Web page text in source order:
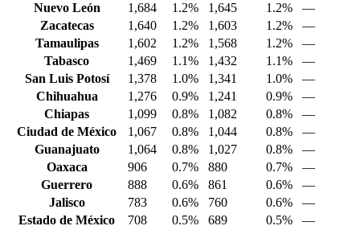
Nuevo León
1,684 1.2% 1,645 1.2%
—
Zacatecas
1,640 1.2% 1,603 1.2%
—
Tamaulipas
1,602 1.2% 1,568 1.2%
—
Tabasco
1,469 1.1% 1,432 1.1%
—
San Luis Potosí
1,378 1.0% 1,341 1.0%
—
Chihuahua
1,276 0.9% 1,241 0.9%
—
Chiapas
1,099 0.8% 1,082 0.8%
—
Ciudad de México
1,067 0.8% 1,044 0.8%
—
Guanajuato
1,064 0.8% 1,027 0.8%
—
Oaxaca
906 0.7% 880 0.7%
—
Guerrero
888 0.6% 861 0.6%
—
Jalisco
783 0.6% 760 0.6%
—
Estado de México
708 0.5% 689 0.5%
—